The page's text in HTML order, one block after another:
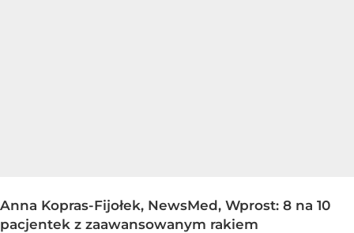
Anna Kopras-Fijołek, NewsMed, Wprost: 8 na 10
pacjentek z zaawansowanym rakiem